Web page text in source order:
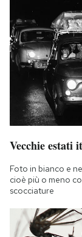
Vecchie estati
Foto in bianco e
cioè più o meno
scocciature